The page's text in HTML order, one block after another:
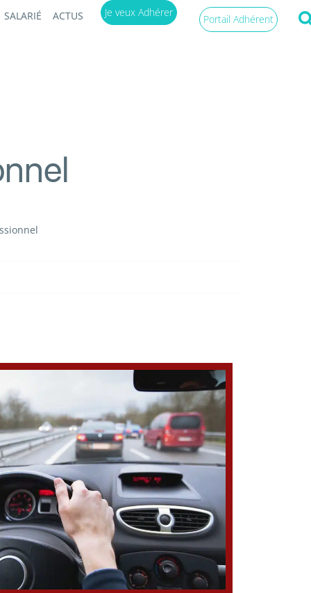
SALARIÉ ACTUS Je veux Adhérer
Portail Adhérent